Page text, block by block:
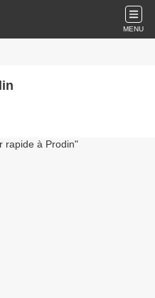
MENU